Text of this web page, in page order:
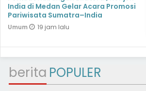
India di Medan Gelar Acara Promosi
Pariwisata Sumatra–India
Umum 19 jam lalu
berita POPULER